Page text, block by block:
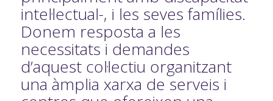
intel·lectual-, i les seves famílies.
Donem resposta a les
necessitats i demandes
d’aquest col·lectiu organitzant
una àmplia xarxa de serveis i